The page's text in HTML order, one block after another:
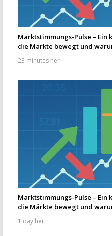
Marktstimmungs-Pulse –
die Märkte bewegt und
23 minutes her
Marktstimmungs-Pulse –
die Märkte bewegt und
1 day her